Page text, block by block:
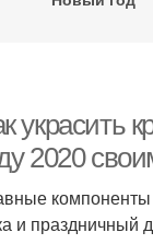
украсить
2020
и праздничный